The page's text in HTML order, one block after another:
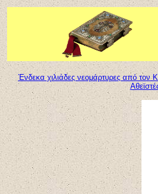
Ένδεκα χιλιάδες νεομάρτυρες από τον